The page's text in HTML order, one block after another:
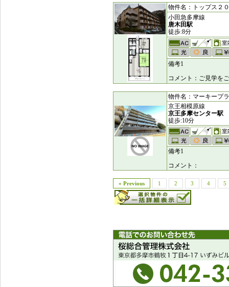
物件名：トップス２
小田急多摩線
唐木田駅
徒歩:8分
備考1
コメント：ご見学を
物件名：マーキープ
京王相模原線
京王多摩センター駅
徒歩:10分
備考1
コメント：
« Previous 1 2 3 4 5